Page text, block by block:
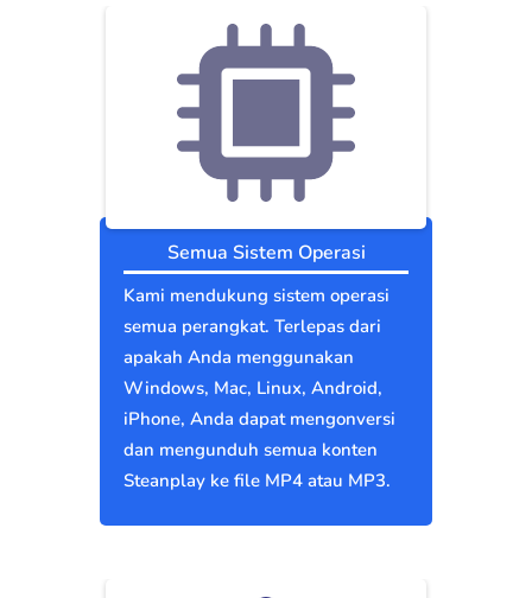
Semua Sistem Operasi
Kami mendukung sistem operasi
semua perangkat. Terlepas dari
apakah Anda menggunakan
Windows, Mac, Linux, Android,
iPhone, Anda dapat mengonversi
dan mengunduh semua konten
Steanplay ke file MP4 atau MP3.